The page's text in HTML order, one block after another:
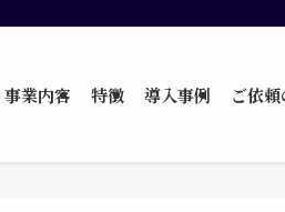
事業内容 特徴 導入事例 ご依